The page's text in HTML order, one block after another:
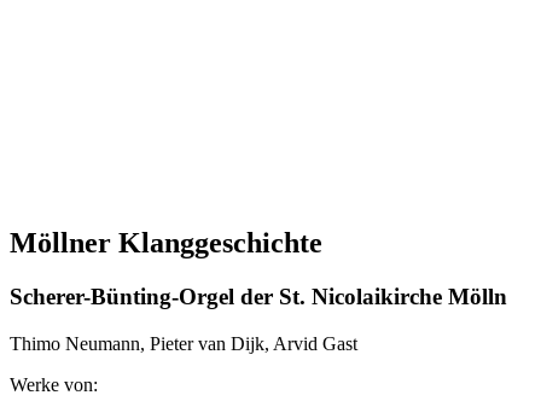
Möllner Klanggeschichte
Scherer-Bünting-Orgel der St. Nicolaikirche Mölln
Thimo Neumann, Pieter van Dijk, Arvid Gast
Werke von: